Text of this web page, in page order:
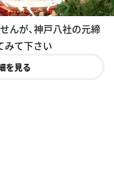
んが、神戸八社の元締
みて下さい
を見る